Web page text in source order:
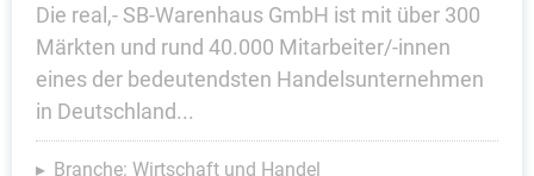
Die real,- SB-Warenhaus GmbH ist mit über 300
Märkten und rund 40.000 Mitarbeiter/-innen
eines der bedeutendsten Handelsunternehmen
in Deutschland...
Branche: Wirtschaft und Handel